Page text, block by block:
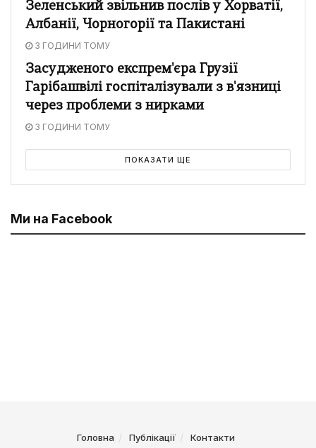
Зеленський звільнив послів у Хорватії,
Албанії, Чорногорії та Пакистані
3 ГОДИНИ ТОМУ
Засудженого експрем'єра Грузії
Гарібашвілі госпіталізували з в'язниці
через проблеми з нирками
3 ГОДИНИ ТОМУ
ПОКАЗАТИ ЩЕ
Ми на Facebook
Головна Публікації Контакти